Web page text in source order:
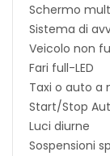
Schermo
Sistema di
Veicolo non
Fari full-LED
Taxi o auto a
Start/Stop
Luci diurne
Sospensioni